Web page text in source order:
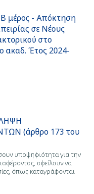
μέρος - Απόκτηση
σε Νέους
στο
ακαδ. Έτος 2024-
(άρθρο 173 του
υποψηφιότητα για την
οφείλουν να
όπως καταγράφονται